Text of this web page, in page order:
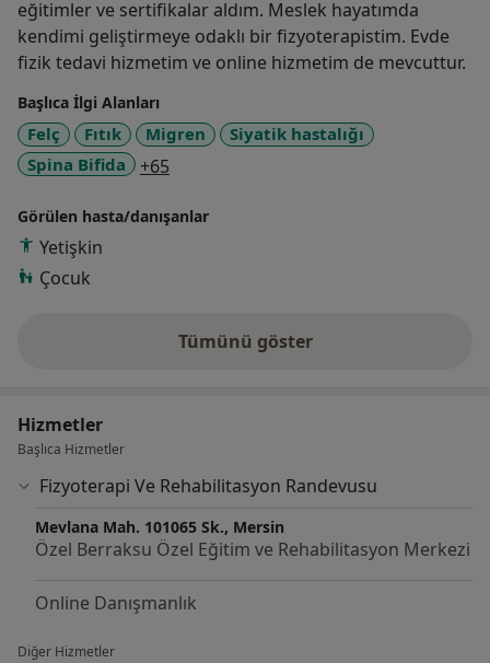
eğitimler ve sertifikalar aldım. Meslek hayatımda
kendimi geliştirmeye odaklı bir fizyoterapistim. Evde
fizik tedavi hizmetim ve online hizmetim de mevcuttur.
Başlıca İlgi Alanları
Felç Fıtık Migren
Siyatik hastalığı
Spina Bifida
+65
Görülen hasta/danışanlar
Yetişkin
Çocuk
Tümünü gösterdeneyim hakkında
Hizmetler
Başlıca Hizmetler
Fizyoterapi Ve Rehabilitasyon Randevusu
Mevlana Mah. 101065 Sk., Mersin
Özel Berraksu Özel Eğitim ve Rehabilitasyon Merkezi
Online Danışmanlık
Diğer Hizmetler